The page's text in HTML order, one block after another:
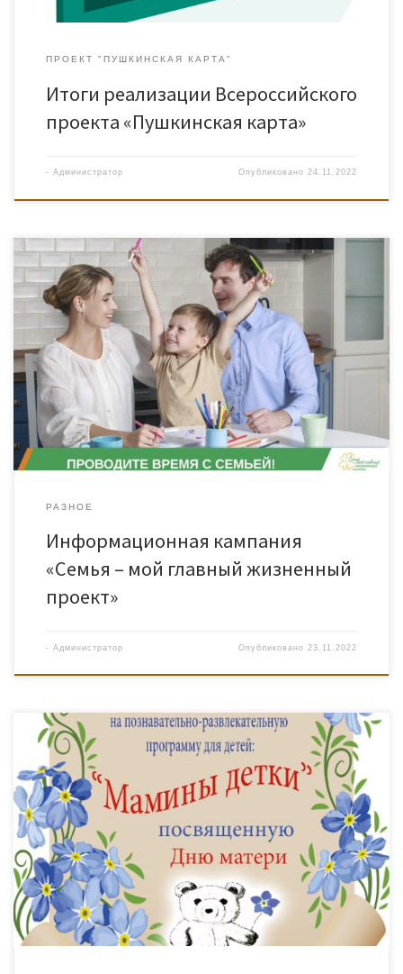
ПРОЕКТ "ПУШКИНСКАЯ КАРТА"
Итоги реализации Всероссийского
проекта «Пушкинская карта»
- Администратор Опубликовано24.11.2022
РАЗНОЕ
Информационная кампания
«Семья – мой главный жизненный
проект»
- Администратор Опубликовано23.11.2022